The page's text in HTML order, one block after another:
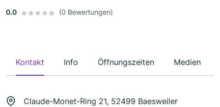
0.0 (0 Bewertungen)
Kontakt Info Öffnungszeiten Medien
Claude-Monet-Ring 21, 52499 Baesweiler